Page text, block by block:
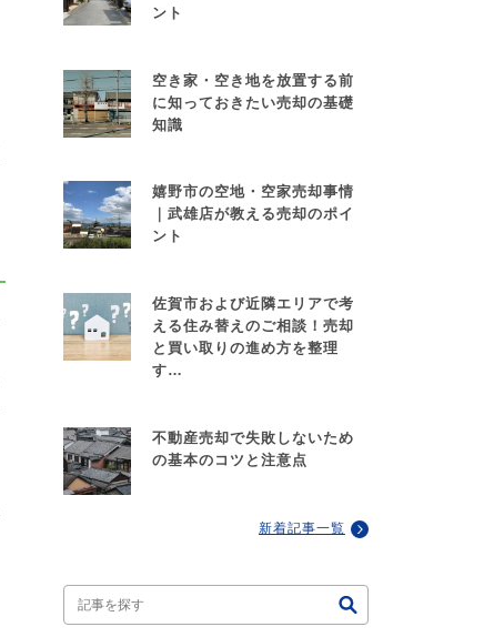
ント
空き家・空き地を放置する前
に知っておきたい売却の基礎
知識
嬉野市の空地・空家売却事情
｜武雄店が教える売却のポイ
ント
佐賀市および近隣エリアで考
える住み替えのご相談！売却
と買い取りの進め方を整理
す…
不動産売却で失敗しないため
の基本のコツと注意点
新着記事一覧